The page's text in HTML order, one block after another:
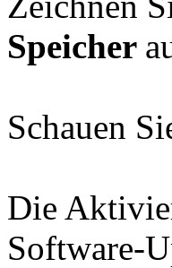
Speicher
Schauen
Die
Software-